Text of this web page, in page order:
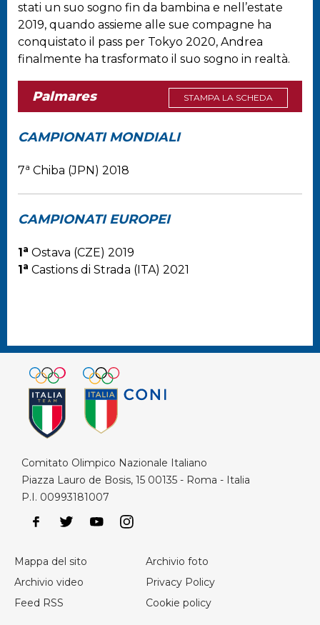
stati un suo sogno fin da bambina e nell’estate
2019, quando assieme alle sue compagne ha
conquistato il pass per Tokyo 2020, Andrea
finalmente ha trasformato il suo sogno in realtà.
Palmares STAMPA LA SCHEDA
CAMPIONATI MONDIALI
7a Chiba (JPN) 2018
CAMPIONATI EUROPEI
1a Ostava (CZE) 2019
1a Castions di Strada (ITA) 2021
Comitato Olimpico Nazionale Italiano
Piazza Lauro de Bosis, 15 00135 - Roma - Italia
P.I. 00993181007
Mappa del sito
Archivio foto
Archivio video
Privacy Policy
Feed RSS
Cookie policy